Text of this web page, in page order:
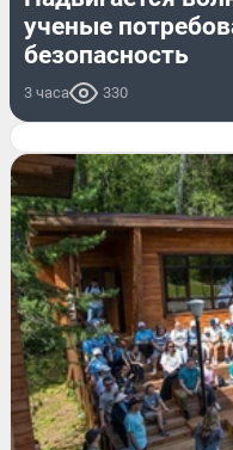
ученые
безопасность
3 часа 330